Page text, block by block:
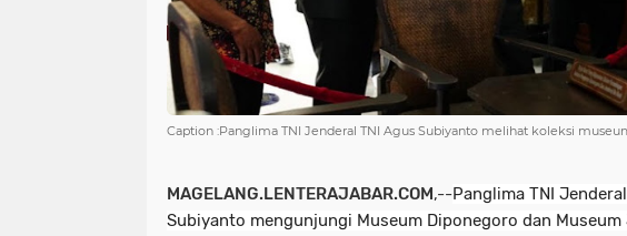
Caption :Panglima TNI Jenderal TNI Agus Subiyanto melihat koleksi
MAGELANG.LENTERAJABAR.COM,--Panglima TNI
Subiyanto mengunjungi Museum Diponegoro dan Museum